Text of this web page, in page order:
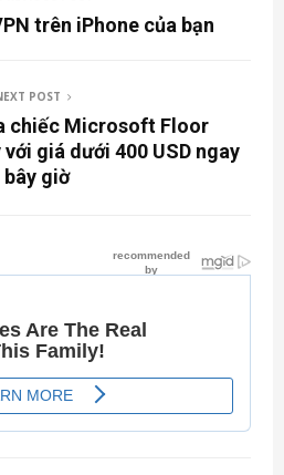
trên iPhone của bạn
POST
chiếc Microsoft Floor
giá dưới 400 USD ngay
bây giờ